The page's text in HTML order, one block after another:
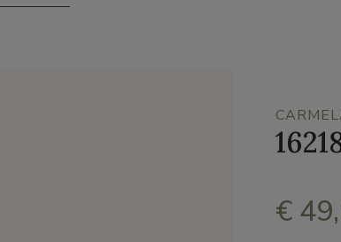
€